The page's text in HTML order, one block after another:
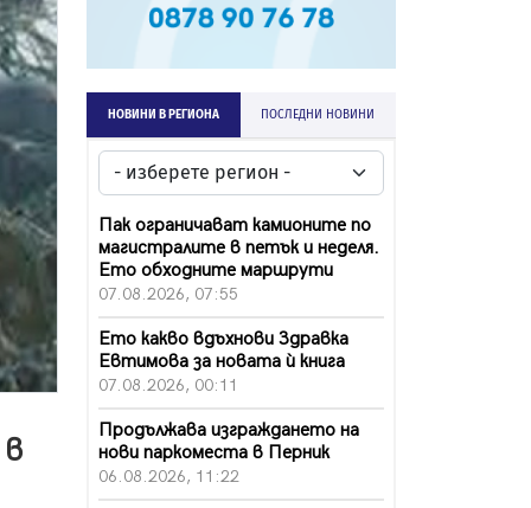
НОВИНИ В РЕГИОНА ПОСЛЕДНИ НОВИНИ
Пак ограничават камионите по
магистралите в петък и неделя.
Ето обходните маршрути
07.08.2026, 07:55
Ето какво вдъхнови Здравка
Евтимова за новата ѝ книга
07.08.2026, 00:11
Продължава изграждането на
нови паркоместа в Перник
06.08.2026, 11:22